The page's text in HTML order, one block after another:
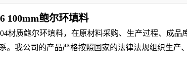
100mm鲍尔环填料
材质鲍尔环填料，在原材料采购、生产过程、成品
我公司的产品严格按照国家的法律法规组织生产